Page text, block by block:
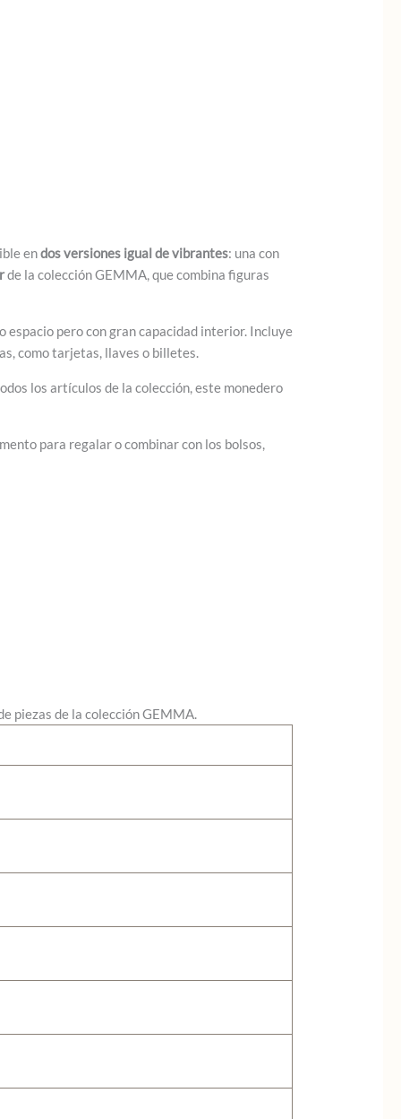
endos versiones igual de vibrantes: una con
de la colección GEMMA, que combina figuras
espacio pero con gran capacidad interior. Incluye
como tarjetas, llaves o billetes.
los artículos de la colección, este monedero
para regalar o combinar con los bolsos,
piezas de la colección GEMMA.